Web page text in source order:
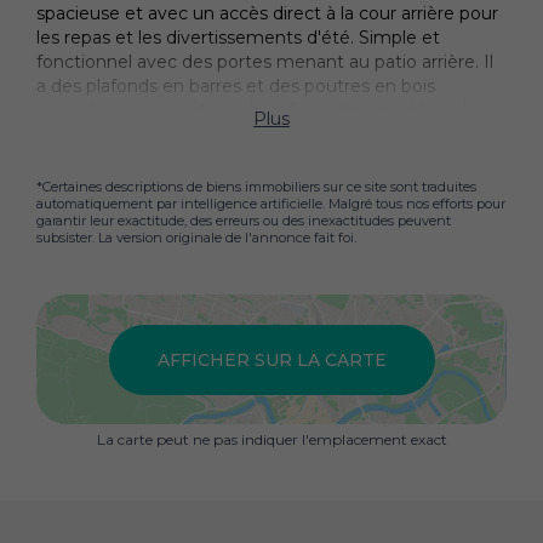
spacieuse et avec un accès direct à la cour arrière pour
les repas et les divertissements d'été. Simple et
fonctionnel avec des portes menant au patio arrière. Il
a des plafonds en barres et des poutres en bois
exposées, ce qui est un plaisir à voir transporté par le
Maison. Autonomie, lave-vaisselle, machine à laver, four
naturelle. Le patio est très spacieux avec beaucoup de
sièges pour manger et s'amuser. Salle de bains en bas
avec une baignoire, une douche séparée, deux lavabos,
bains. L'atterrissage à deux niveaux avec une chambre
spacieuse qui a deux ensembles de portes de patio
ouvertes, un ensemble donnant sur la cour et le Autre
entre dans un Terrasse, parfait pour un café du matin.
Salle de douche avec douche, WC, lavabo, belles
mosaïques sur le sol et les murs, éclairage et fenêtre.
La salle de musique sur le trottoir a une fenêtre et
Plus
*Certaines descriptions de biens immobiliers sur ce site sont traduites
automatiquement par intelligence artificielle. Malgré tous nos efforts pour
garantir leur exactitude, des erreurs ou des inexactitudes peuvent
subsister. La version originale de l'annonce fait foi.
AFFICHER SUR LA CARTE
La carte peut ne pas indiquer l'emplacement exact